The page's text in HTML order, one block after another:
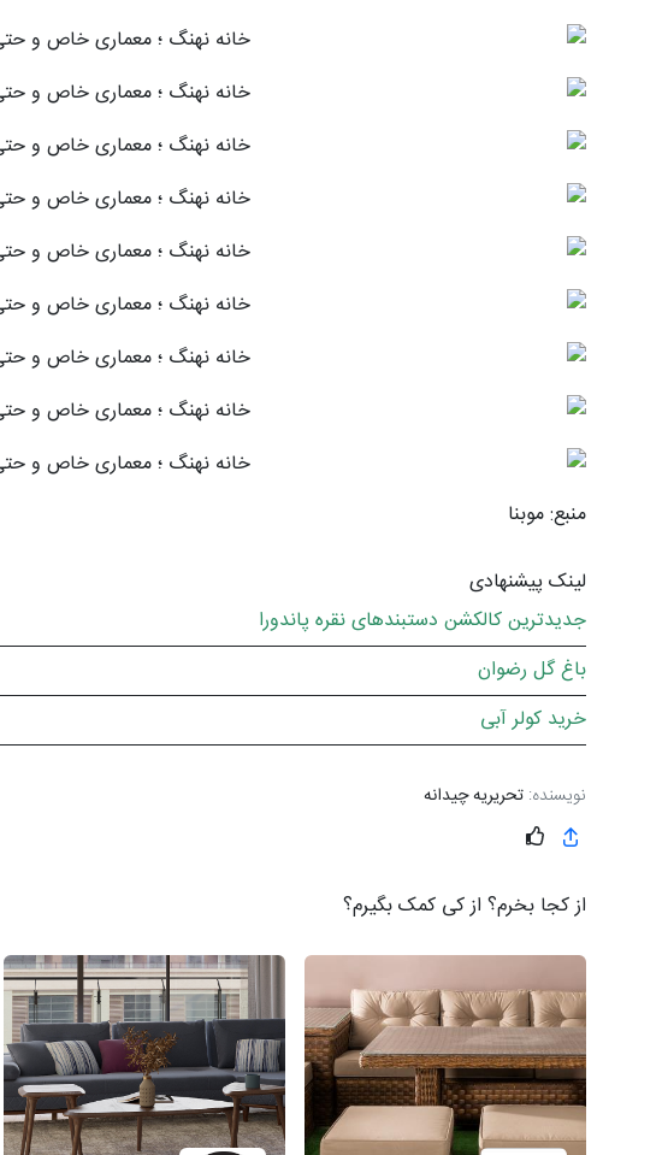
منبع: موبنا
لینک پیشنهادی
جدیدترین کالکشن دستبندهای نقره پاندورا
باغ گل رضوان
خرید کولر آبی
نویسنده: تحریریه چیدانه
از کجا بخرم؟ از کی کمک بگیرم؟